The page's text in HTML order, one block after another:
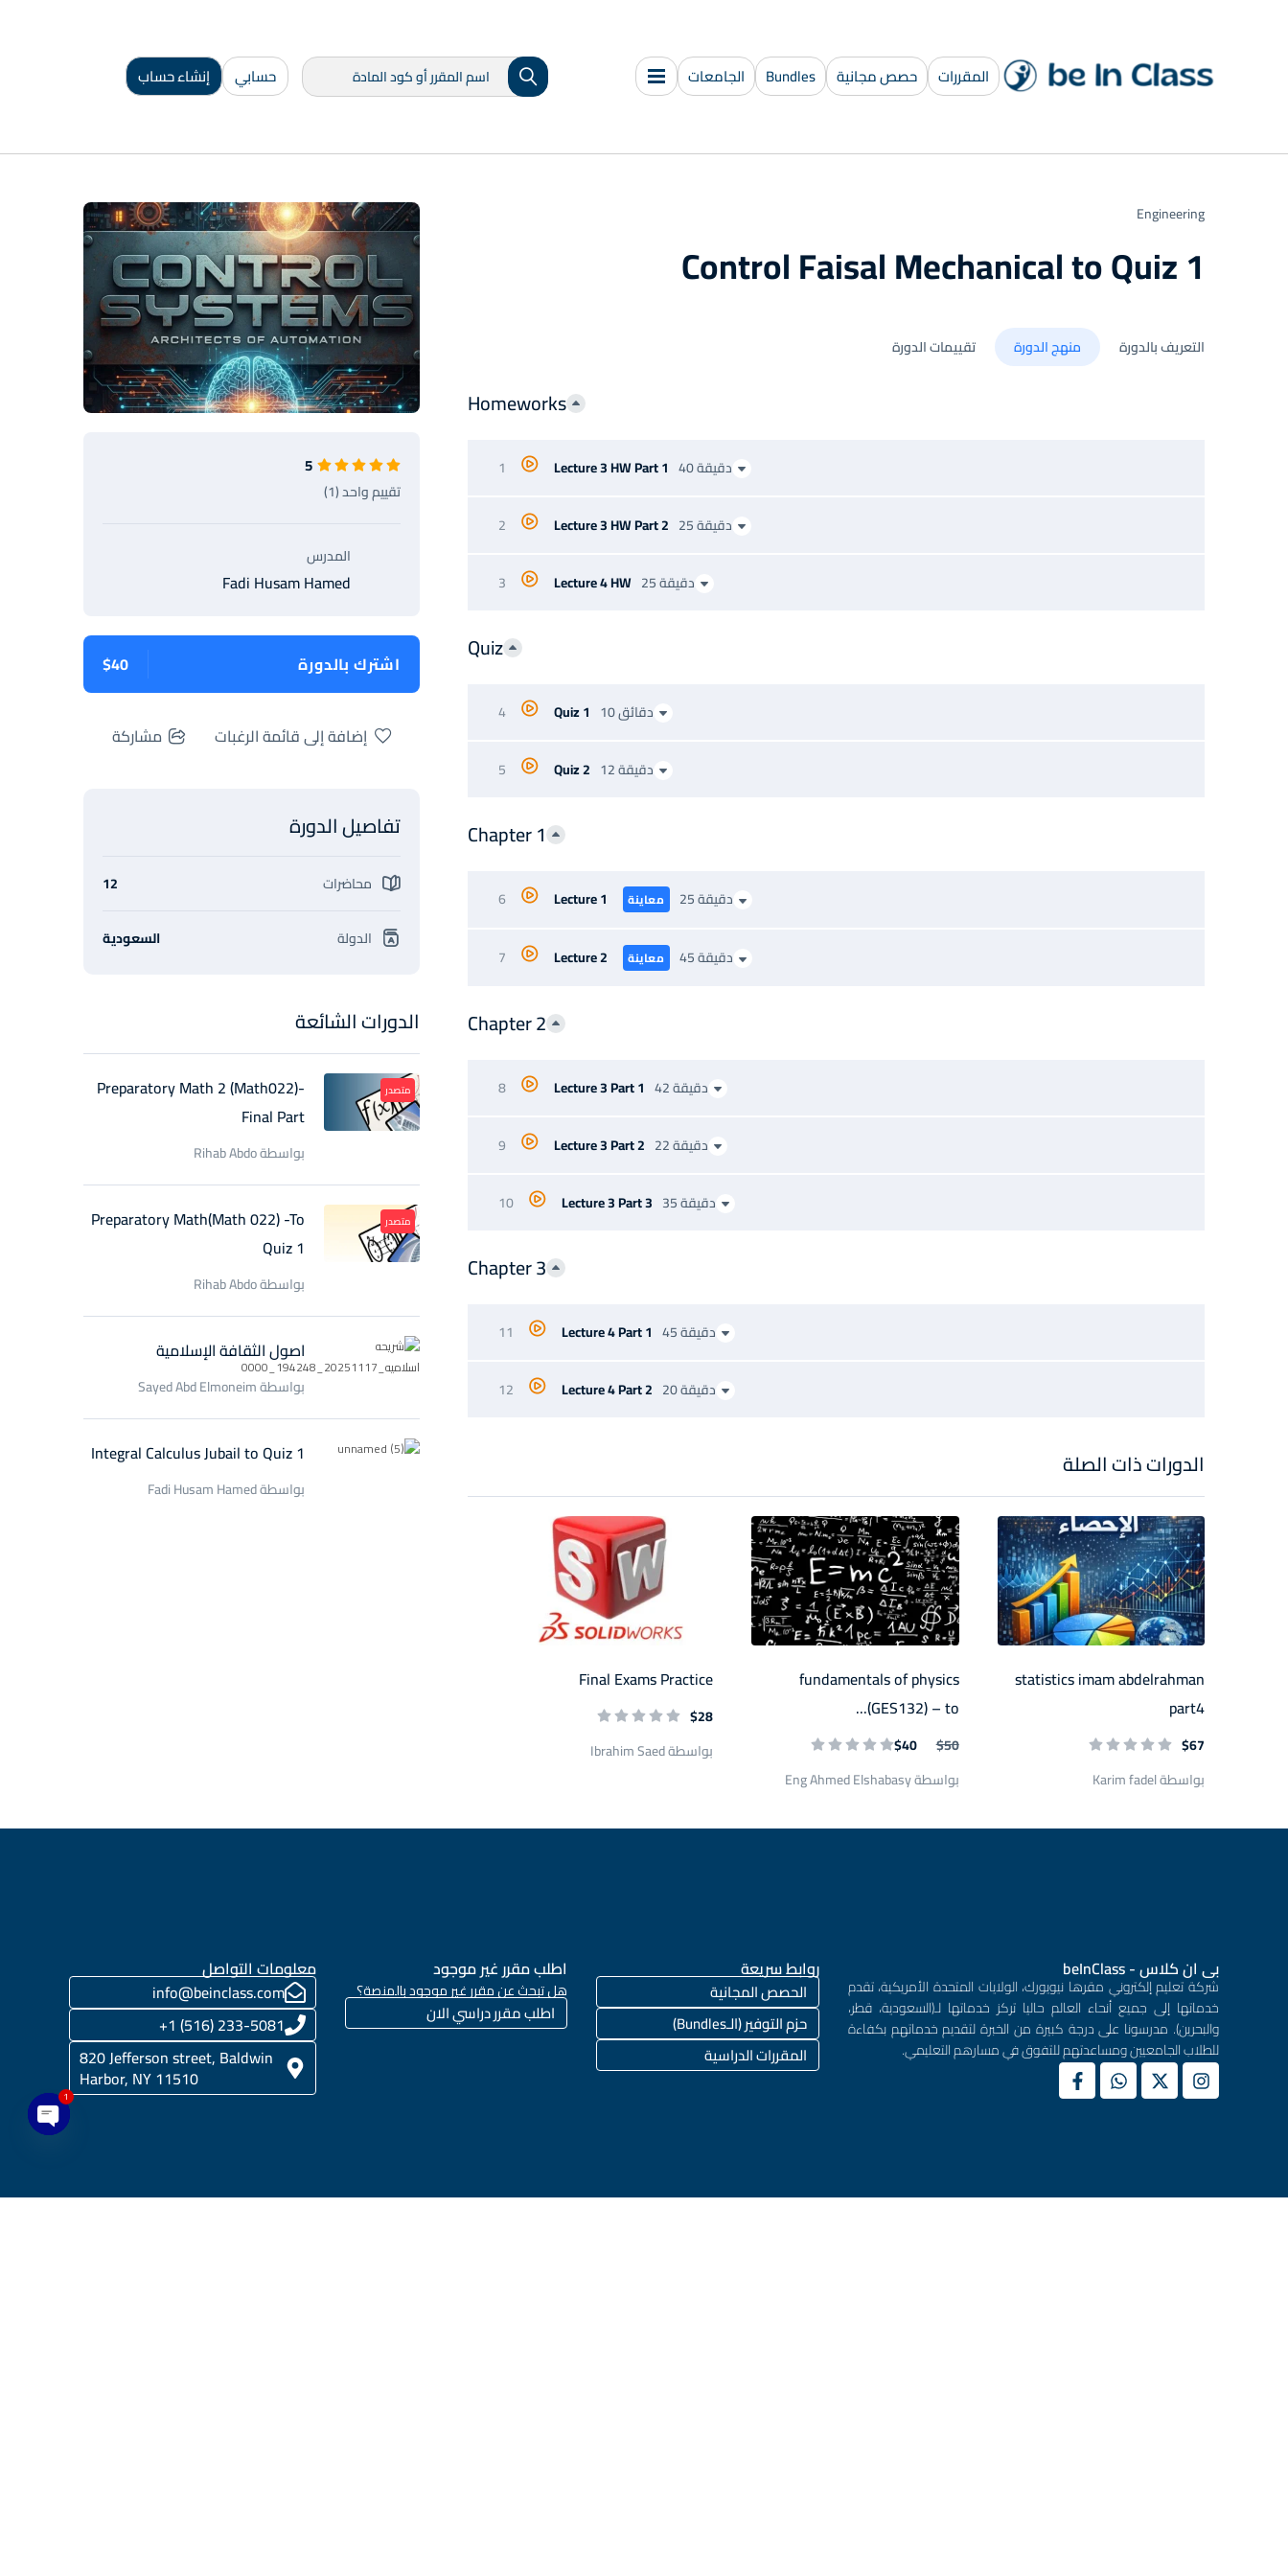
المقررات حصص مجانية Bundles الجامعات حسابي إنشاء حساب
Engineering
Control Faisal Mechanical to Quiz 1
التعريف بالدورة منهج الدورة تقييمات الدورة
Homeworks
1 Lecture 3 HW Part 1 40 دقيقة
2 Lecture 3 HW Part 2 25 دقيقة
3 Lecture 4 HW 25 دقيقة
Quiz
4 Quiz 1 10 دقائق
5 Quiz 2 12 دقيقة
Chapter 1
6 Lecture 1 معاينة 25 دقيقة
7 Lecture 2 معاينة 45 دقيقة
Chapter 2
8 Lecture 3 Part 1 42 دقيقة
9 Lecture 3 Part 2 22 دقيقة
10 Lecture 3 Part 3 35 دقيقة
Chapter 3
11 Lecture 4 Part 1 45 دقيقة
12 Lecture 4 Part 2 20 دقيقة
الدورات ذات الصلة
statistics imam abdelrahman
part4
$67
بواسطة Karim fadel
fundamentals of physics
(GES132) – to...
$50
$40
بواسطة Eng Ahmed Elshabasy
Final Exams Practice
$28
بواسطة Ibrahim Saed
5
تقييم واحد (1)
المدرس
Fadi Husam Hamed
اشترك بالدورة $40
إضافة إلى قائمة الرغبات مشاركة
تفاصيل الدورة
محاضرات 12
الدولة السعودية
الدورات الشائعة
متصدر
Preparatory Math 2 (Math022)-
Final Part
بواسطة Rihab Abdo
متصدر
Preparatory Math(Math 022) -To
Quiz 1
بواسطة Rihab Abdo
اصول الثقافة الإسلامية
بواسطة Sayed Abd Elmoneim
Integral Calculus Jubail to Quiz 1
بواسطة Fadi Husam Hamed
بى ان كلاس - beInClass
شركة تعليم إلكتروني مقرها نيويورك، الولايات المتحدة الأمريكية، تقدم
خدماتها إلى جميع أنحاء العالم حاليا تركز خدماتها لـ(السعودية، قطر،
والبحرين). مدرسونا على درجة كبيرة من الخبرة لتقديم خدماتهم بكفاءة
للطلاب الجامعيين ومساعدتهم للتفوق في مسارهم التعليمي.
روابط سريعة
الحصص المجانية
حزم التوفير (الـBundles)
المقررات الدراسية
اطلب مقرر غير موجود
هل تبحث عن مقرر غير موجود بالمنصة؟
اطلب مقرر دراسي الان
معلومات التواصل
info@beinclass.com
233-5081 (516) 1+
820 Jefferson street, Baldwin
Harbor, NY 11510
chaty
1